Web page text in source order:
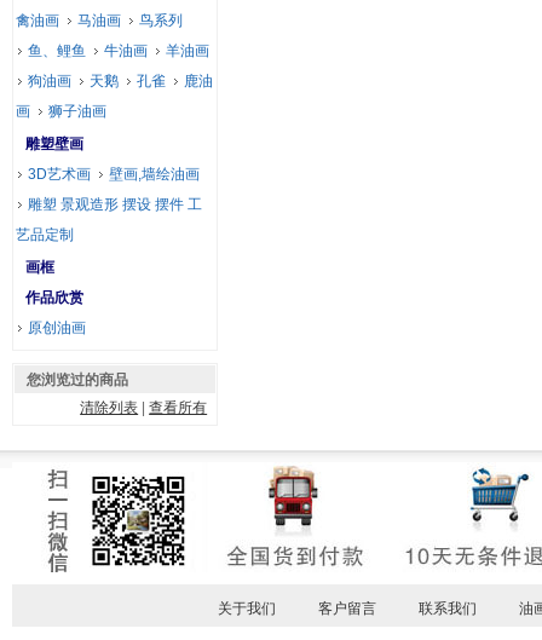
禽油画
马油画
鸟系列
鱼、鲤鱼
牛油画
羊油画
狗油画
天鹅 孔雀
鹿油
画
狮子油画
雕塑壁画
3D艺术画
壁画,墙绘油画
雕塑 景观造形 摆设 摆件 工
艺品定制
画框
作品欣赏
原创油画
您浏览过的商品
清除列表 |查看所有
关于我们 客户留言 联系我们 油